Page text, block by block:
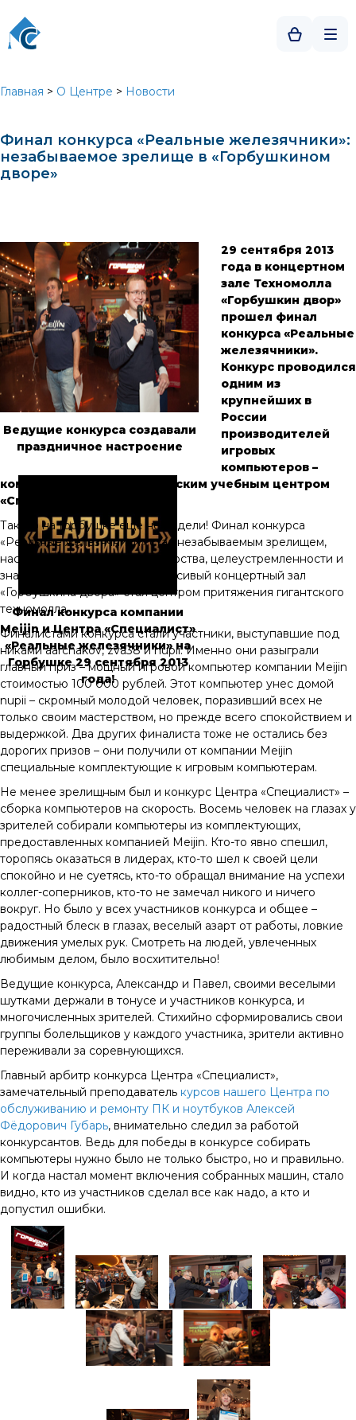
Главная > О Центре > Новости
Финал конкурса «Реальные железячники»:
незабываемое зрелище в «Горбушкином
дворе»
Ведущие конкурса создавали
праздничное настроение
Финал конкурса компании
Meijin и Центра «Специалист»
«Реальные железячники» на
Горбушке 29 сентября 2013
года!
29 сентября 2013
года в концертном
зале Техномолла
«Горбушкин двор»
прошел финал
конкурса «Реальные
железячники».
Конкурс проводился
одним из
крупнейших в
России
производителей
игровых
компьютеров –
компанией
Бауманским учебным центром
«Специалист»
Такого на Горбушке еще не видели! Финал конкурса
«Реальные железячники» стал незабываемым зрелищем,
настоящим праздником мастерства, целеустремленности и
знаний. Поэтому уютный и красивый концертный зал
«Горбушкина двора» стал центром притяжения гигантского
техномолла.
Финалистами конкурса стали участники, выступавшие под
никами aarchakov, zva38 и nupii. Именно они разыграли
главный приз – мощный игровой компьютер компании Meijin
стоимостью 100 000 рублей. Этот компьютер унес домой
nupii – скромный молодой человек, поразивший всех не
только своим мастерством, но прежде всего спокойствием и
выдержкой. Два других финалиста тоже не остались без
дорогих призов – они получили от компании Meijin
специальные комплектующие к игровым компьютерам.
Не менее зрелищным был и конкурс Центра «Специалист» –
сборка компьютеров на скорость. Восемь человек на глазах у
зрителей собирали компьютеры из комплектующих,
предоставленных компанией Meijin. Кто-то явно спешил,
торопясь оказаться в лидерах, кто-то шел к своей цели
спокойно и не суетясь, кто-то обращал внимание на успехи
коллег-соперников, кто-то не замечал никого и ничего
вокруг. Но было у всех участников конкурса и общее –
радостный блеск в глазах, веселый азарт от работы, ловкие
движения умелых рук. Смотреть на людей, увлеченных
любимым делом, было восхитительно!
Ведущие конкурса, Александр и Павел, своими веселыми
шутками держали в тонусе и участников конкурса, и
многочисленных зрителей. Стихийно сформировались свои
группы болельщиков у каждого участника, зрители активно
переживали за соревнующихся.
Главный арбитр конкурса Центра «Специалист»,
замечательный преподаватель курсов нашего Центра по
обслуживанию и ремонту ПК и ноутбуков Алексей
Фёдорович Губарь, внимательно следил за работой
конкурсантов. Ведь для победы в конкурсе собирать
компьютеры нужно было не только быстро, но и правильно.
И когда настал момент включения собранных машин, стало
видно, кто из участников сделал все как надо, а кто и
допустил ошибки.